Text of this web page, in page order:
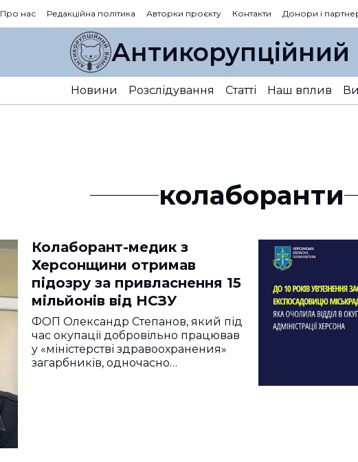
Про нас Редакційна політика Авторки проєкту Контакти Донори і
Антикорупційний
Новини Розслідування Статті Наш вплив
колаборанти
Колаборант-медик з
Херсонщини отримав
підозру за привласнення 15
мільйонів від НСЗУ
ФОП Олександр Степанов, який під
час окупації добровільно працював
у «міністерстві здравоохранения»
загарбників, одночасно…